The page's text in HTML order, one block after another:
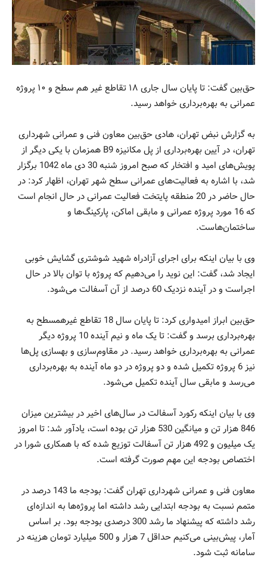
حق‌بین گفت: تا پایان سال جاری ۱۸ تقاطع غیر هم سطح و ۱۰ پروژه
عمرانی به بهره‌برداری خواهد رسید.
به گزارش نبض تهران، هادی حق‌بین معاون فنی و عمرانی شهرداری
تهران، در آیین بهره‌برداری از پل مکانیزه B9 همزمان با یکی دیگر از
پویش‌های امید و افتخار که صبح امروز شنبه 30 دی ماه 1042 برگزار
شد، با اشاره به فعالیت‌های عمرانی سطح شهر تهران، اظهار کرد: در
حال حاضر در 20 منطقه پایتخت فعالیت عمرانی در حال انجام است
که 16 مورد پروژه عمرانی و مابقی اماکن، پارکینگ‌ها و
ساختمان‌هاست.
وی با بیان اینکه برای اجرای آزادراه شهید شوشتری گشایش خوبی
ایجاد شد، گفت: این نوید را می‌دهیم که پروژه با توان بالا در حال
اجراست و در آینده نزدیک 60 درصد از آن آسفالت می‌شود.
حق‌بین ابراز امیدواری کرد: تا پایان سال 18 تقاطع غیرهمسطح به
بهره‌برداری برسد و گفت: تا یک ماه و نیم آینده 10 پروژه دیگر
عمرانی به بهره‌برداری خواهد رسید. در مقاوم‌سازی و بهسازی پل‌ها
نیز 6 پروژه تکمیل شده و دو پروژه در دو ماه آینده به بهره‌برداری
می‌رسد و مابقی سال آینده تکمیل می‌شود.
وی با بیان اینکه رکورد آسفالت در سال‌های اخیر در بیشترین میزان
846 هزار تن و میانگین 530 هزار تن بوده است، یادآور شد: تا امروز
یک میلیون و 492 هزار تن آسفالت توزیع شده که با همکاری شورا در
اختصاص بودجه این مهم صورت گرفته است.
معاون فنی و عمرانی شهرداری تهران گفت: بودجه ما 143 درصد در
متمم نسبت به بودجه ابتدایی رشد داشته اما پروژه‌ها به اندازه‌ای
رشد داشته که پیشنهاد ما رشد 300 درصدی بودجه بود. بر اساس
آمار، پیش‌بینی می‌کنیم حداقل 7 هزار و 500 میلیارد تومان هزینه در
سامانه ثبت شود.